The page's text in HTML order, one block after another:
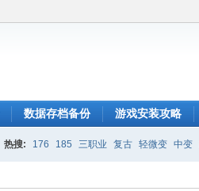
数据存档备份 游戏安装攻略
热搜: 176 185 三职业 复古 轻微变 中变